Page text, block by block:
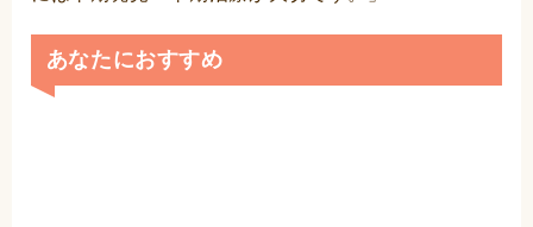
あなたにおすすめ